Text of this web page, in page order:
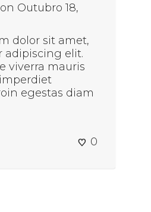
on Outubro 18,
dolor sit amet,
adipiscing elit.
viverra mauris
egestas diam
0